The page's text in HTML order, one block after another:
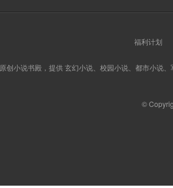
福利计划
原创小说书殿，提供 玄幻小说、校园小说、都市小说
©